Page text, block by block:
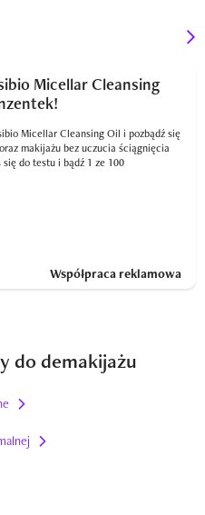
Micellar Cleansing
Micellar Cleansing Oil i pozbądź się
makijażu bez uczucia ściągnięcia
się do testu i bądź 1 ze 100
Współpraca reklamowa
do demakijażu